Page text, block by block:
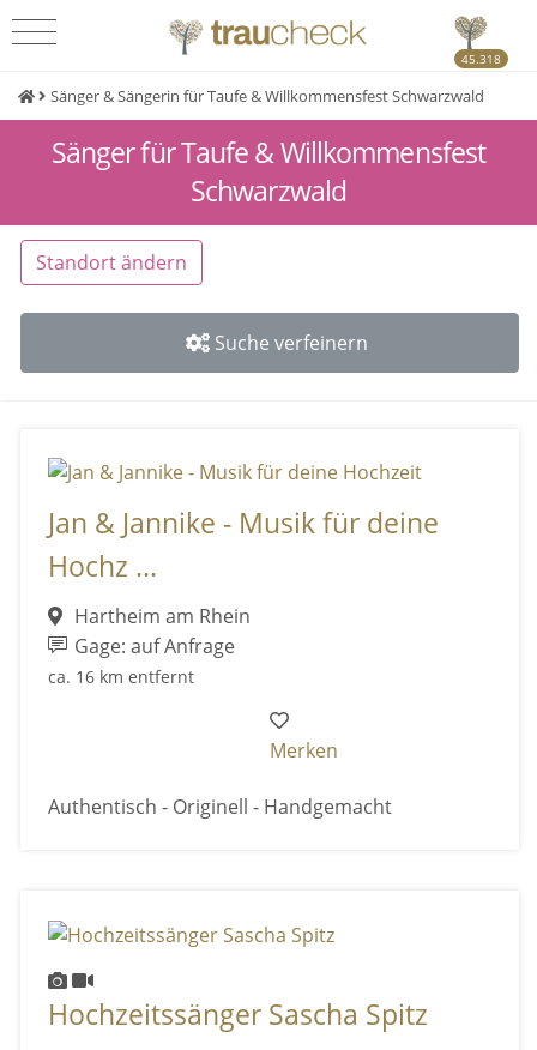
45.318
Sänger & Sängerin für Taufe & Willkommensfest Schwarzwald
Sänger für Taufe & Willkommensfest
Schwarzwald
Standort ändern
Suche verfeinern
Jan & Jannike - Musik für deine
Hochz ...
Hartheim am Rhein
Gage: auf Anfrage
ca. 16 km entfernt
Merken
Authentisch - Originell - Handgemacht
Hochzeitssänger Sascha Spitz